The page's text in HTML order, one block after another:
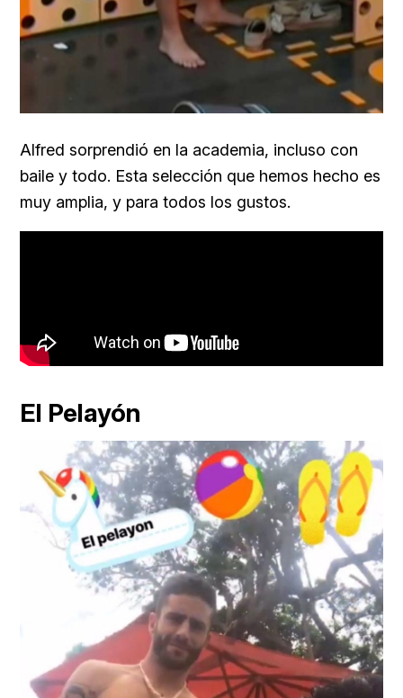
Alfred sorprendió en la academia, incluso con
baile y todo. Esta selección que hemos hecho es
muy amplia, y para todos los gustos.
El Pelayón